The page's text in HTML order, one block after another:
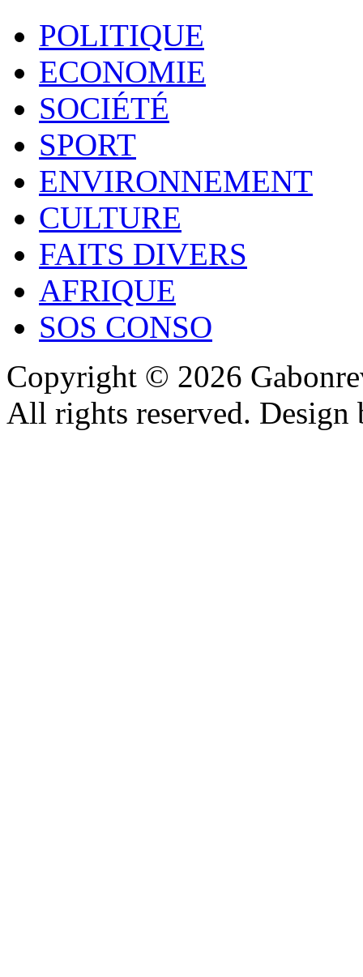
POLITIQUE
ECONOMIE
SOCIÉTÉ
SPORT
ENVIRONNEMENT
CULTURE
FAITS DIVERS
AFRIQUE
SOS CONSO
Copyright © 2026
All rights reserved.